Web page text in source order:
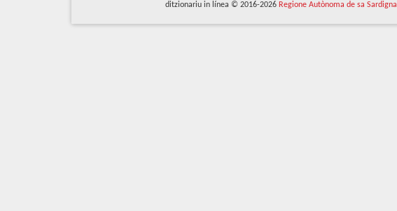
ditzionariu in línea © 2016-2026 Regione Autònoma de sa Sardigna